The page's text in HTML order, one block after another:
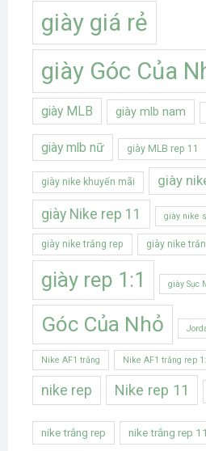
giày giá rẻ
giày Góc Của
giày MLB giày mlb nam
giày mlb nữ giày MLB rep 11
giày nike khuyến mãi giày
giày Nike rep 11 giày nike
giày nike trắng rep giày nike
giày rep 1:1 giày Sục
Góc Của Nhỏ
Nike AF1 trắng Nike AF1 trắng rep
nike rep Nike rep 11
nike trắng rep nike trắng rep 11